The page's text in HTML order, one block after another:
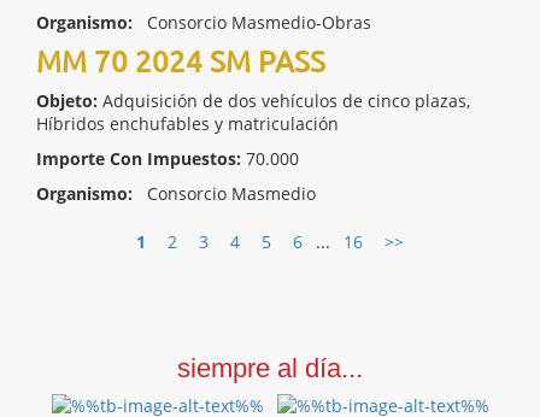
Organismo:
Consorcio Masmedio-Obras
MM 70 2024 SM PASS
Objeto: Adquisición de dos vehículos de cinco plazas,
Híbridos enchufables y matriculación
Importe Con Impuestos: 70.000
Organismo:
Consorcio Masmedio
1 2 3 4 5 6 ... 16 >>
siempre al día...